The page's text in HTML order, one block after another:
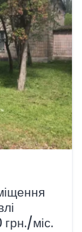
міс.